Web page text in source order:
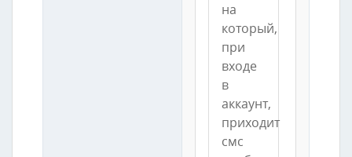
на
который,
при
входе
в
аккаунт,
приходит
смс